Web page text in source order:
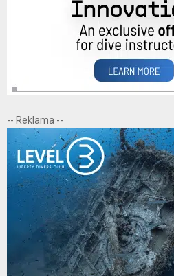
-- Reklama --